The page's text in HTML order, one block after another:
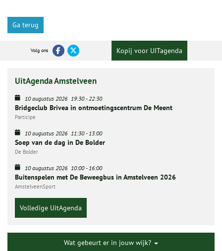
Ga terug
Volg ons Kopij voor UITagenda
UitAgenda Amstelveen
10 augustus 2026 19:30-22:30
Bridgeclub Brivea in ontmoetingscentrum De Meent
Participe
10 augustus 2026 11:30-13:00
Soep van de dag in De Bolder
De Bolder
10 augustus 2026 10:00-16:00
Buitenspelen met De Beweegbus in Amstelveen 2026
AmstelveenSport
Volledige UitAgenda
Wat gebeurt er in jouw wijk?